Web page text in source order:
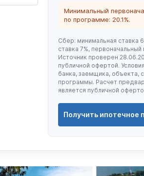
Минимальный
по программе: 20.1%.
Сбер: минимальная ставка
ставка 7%, первоначальный
Источник проверен
публичной офертой.
банка, заемщика, объекта,
программы. Расчет
является публичной
Получить ипотечное